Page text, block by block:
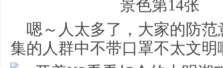
嗯～人太多了，大家的防
集的人群中不带口罩不太文明